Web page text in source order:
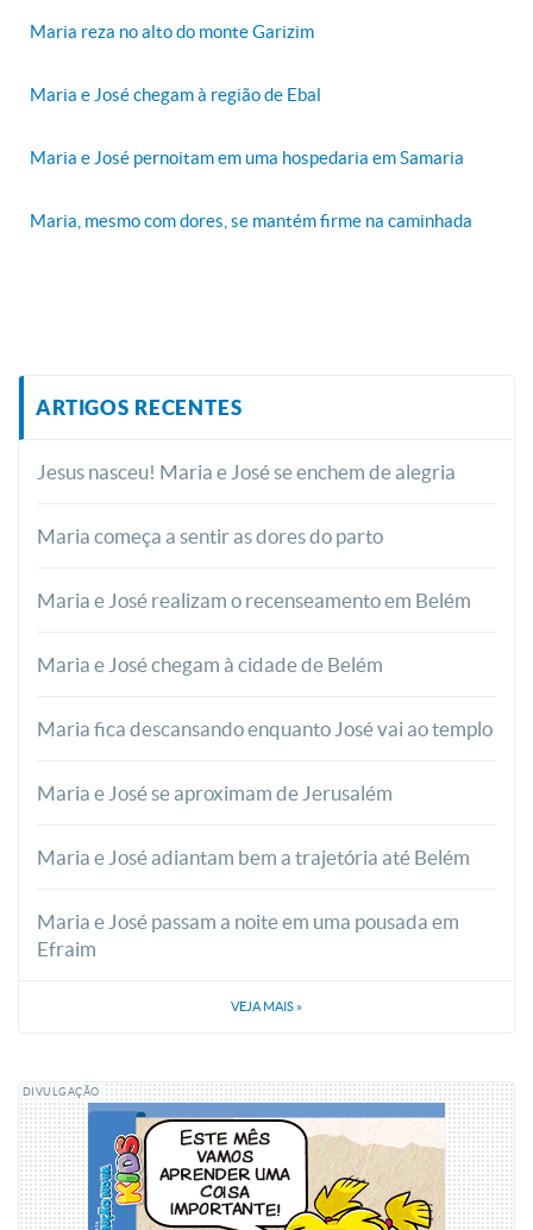
Maria reza no alto do monte Garizim
Maria e José chegam à região de Ebal
Maria e José pernoitam em uma hospedaria em Samaria
Maria, mesmo com dores, se mantém firme na caminhada
ARTIGOS RECENTES
Jesus nasceu! Maria e José se enchem de alegria
Maria começa a sentir as dores do parto
Maria e José realizam o recenseamento em Belém
Maria e José chegam à cidade de Belém
Maria fica descansando enquanto José vai ao templo
Maria e José se aproximam de Jerusalém
Maria e José adiantam bem a trajetória até Belém
Maria e José passam a noite em uma pousada em
Efraim
VEJA MAIS »
DIVULGAÇÃO